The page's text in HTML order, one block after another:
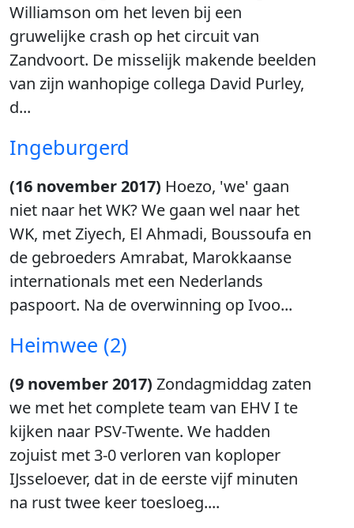
Williamson om het leven bij een
gruwelijke crash op het circuit van
Zandvoort. De misselijk makende beelden
van zijn wanhopige collega David Purley,
d...
Ingeburgerd
(16 november 2017) Hoezo, 'we' gaan
niet naar het WK? We gaan wel naar het
WK, met Ziyech, El Ahmadi, Boussoufa en
de gebroeders Amrabat, Marokkaanse
internationals met een Nederlands
paspoort. Na de overwinning op Ivoo...
Heimwee (2)
(9 november 2017) Zondagmiddag zaten
we met het complete team van EHV I te
kijken naar PSV-Twente. We hadden
zojuist met 3-0 verloren van koploper
IJsseloever, dat in de eerste vijf minuten
na rust twee keer toesloeg....